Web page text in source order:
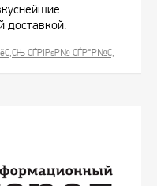
доставкой.
СЃРІРѕР№ СЃР°Р№С‚